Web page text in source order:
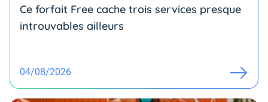
Ce forfait Free cache trois services presque
introuvables ailleurs
04/08/2026